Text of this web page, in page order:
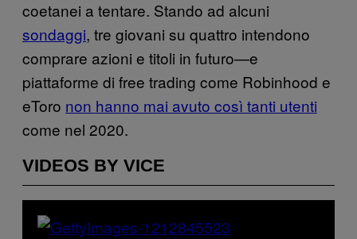
coetanei a tentare. Stando ad alcuni
sondaggi, tre giovani su quattro intendono
comprare azioni e titoli in futuro—e
piattaforme di free trading come Robinhood e
eToro non hanno mai avuto così tanti utenti
come nel 2020.
VIDEOS BY VICE